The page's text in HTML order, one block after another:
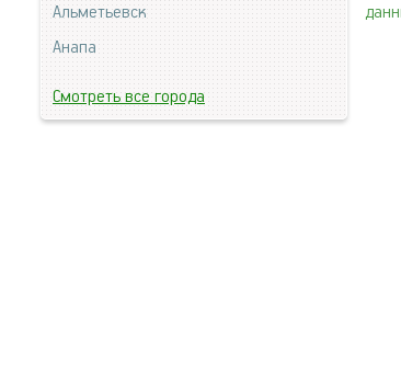
Альметьевск
Анапа
Смотреть все города